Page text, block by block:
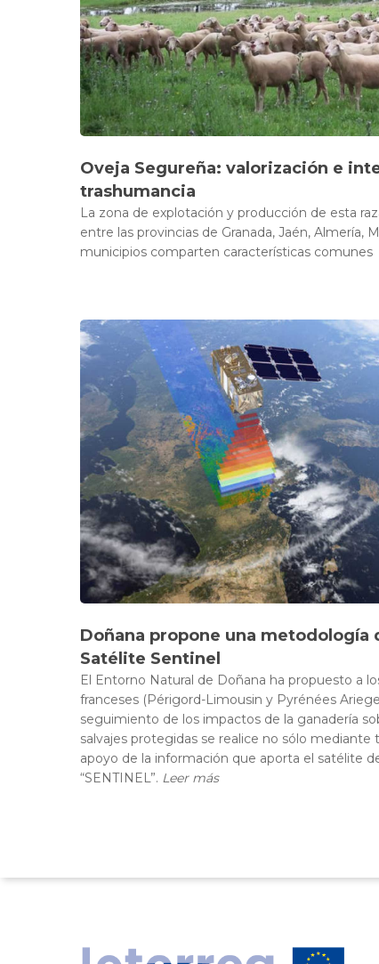
Oveja Segureña: valorización e
trashumancia
La zona de explotación y producción de esta
entre las provincias de Granada, Jaén, Almería,
municipios comparten características comunes
Doñana propone una metodología
Satélite Sentinel
El Entorno Natural de Doñana ha propuesto a
franceses (Périgord-Limousin y Pyrénées
seguimiento de los impactos de la ganadería
salvajes protegidas se realice no sólo mediante
apoyo de la información que aporta el satélite
“SENTINEL”. Leer más